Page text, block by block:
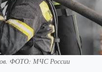
ФОТО: МЧС России